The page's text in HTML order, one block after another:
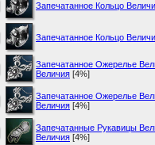
Запечатанное Кольцо
Запечатанное Кольцо
Запечатанное Ожерелье
Величия [4%]
Запечатанное Ожерелье
Величия [4%]
Запечатанные Рукавицы
Величия [4%]